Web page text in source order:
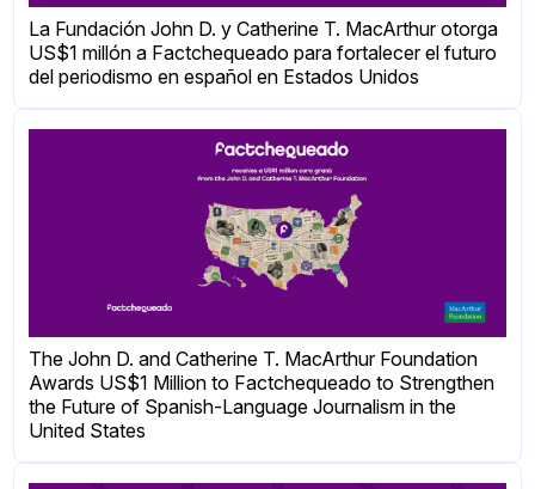
La Fundación John D. y Catherine T. MacArthur otorga
US$1 millón a Factchequeado para fortalecer el futuro
del periodismo en español en Estados Unidos
The John D. and Catherine T. MacArthur Foundation
Awards US$1 Million to Factchequeado to Strengthen
the Future of Spanish-Language Journalism in the
United States